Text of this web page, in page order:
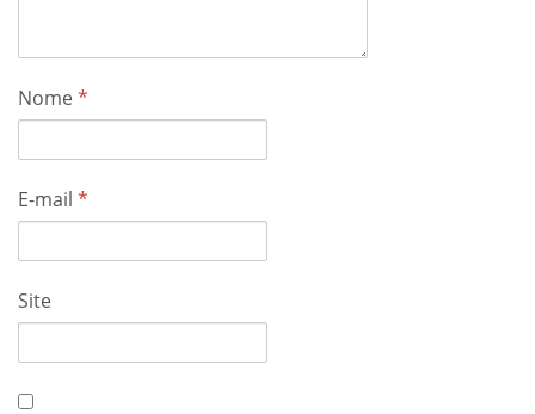
Nome*
E-mail *
Site